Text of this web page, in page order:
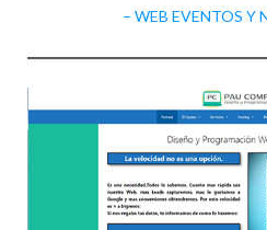
– WEB EVENTOS Y